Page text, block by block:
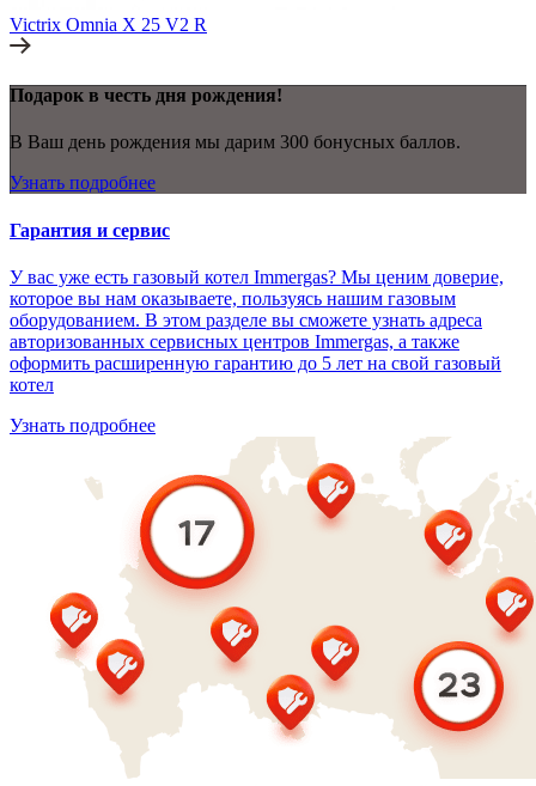
Victrix Omnia X 25 V2 R
Подарок в честь дня рождения!
В Ваш день рождения мы дарим 300 бонусных баллов.
Узнать подробнее
Гарантия и сервис
У вас уже есть газовый котел Immergas? Мы ценим доверие,
которое вы нам оказываете, пользуясь нашим газовым
оборудованием. В этом разделе вы сможете узнать адреса
авторизованных сервисных центров Immergas, а также
оформить расширенную гарантию до 5 лет на свой газовый
котел
Узнать подробнее